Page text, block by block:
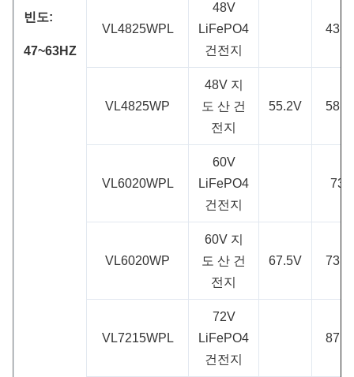
빈도:
47~63HZ
VL4825WPL
48V
LiFePO4
건전지
VL4825WP
48V 지
도 산 건
전지
55.2V
VL6020WPL
60V
LiFePO4
건전지
73V
VL6020WP
60V 지
도 산 건
전지
67.5V
VL7215WPL
72V
LiFePO4
건전지